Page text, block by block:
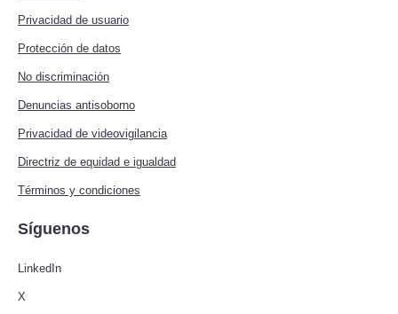
Privacidad de usuario
Protección de datos
No discriminación
Denuncias antisoborno
Privacidad de videovigilancia
Directriz de equidad e igualdad
Términos y condiciones
Síguenos
LinkedIn
X